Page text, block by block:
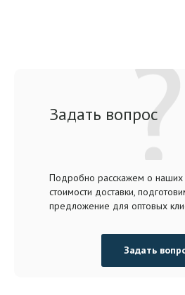
Задать вопрос
Подробно расскажем о наших
стоимости доставки,
предложение для оптовых
Задать